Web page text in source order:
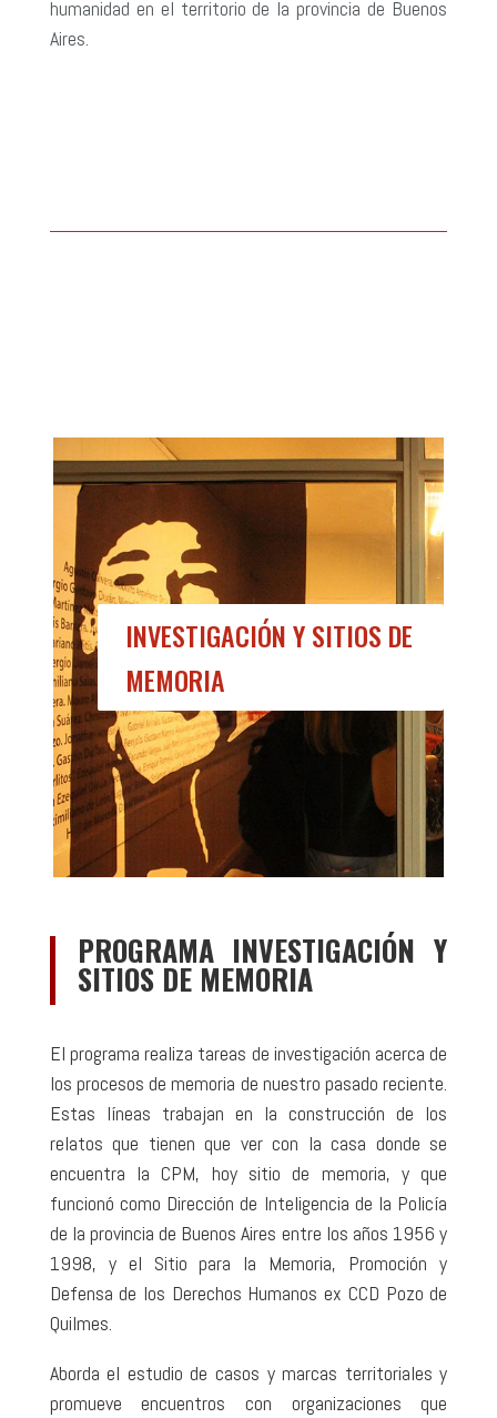
humanidad en el territorio de la provincia de Buenos
Aires.
INVESTIGACIÓN Y SITIOS DE
MEMORIA
PROGRAMA INVESTIGACIÓN Y
SITIOS DE MEMORIA
El programa realiza tareas de investigación acerca de
los procesos de memoria de nuestro pasado reciente.
Estas líneas trabajan en la construcción de los
relatos que tienen que ver con la casa donde se
encuentra la CPM, hoy sitio de memoria, y que
funcionó como Dirección de Inteligencia de la Policía
de la provincia de Buenos Aires entre los años 1956 y
1998, y el Sitio para la Memoria, Promoción y
Defensa de los Derechos Humanos ex CCD Pozo de
Quilmes.
Aborda el estudio de casos y marcas territoriales y
promueve encuentros con organizaciones que